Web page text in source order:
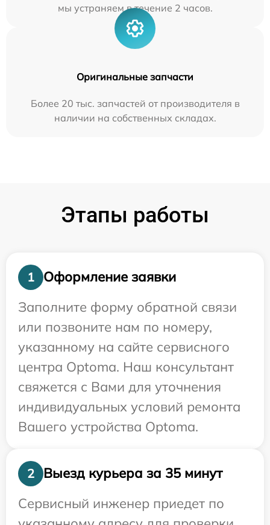
мы устраняем в течение 2 часов.
Оригинальные запчасти
Более 20 тыс. запчастей от производителя в
наличии на собственных складах.
Этапы работы
1
Оформление заявки
Заполните форму обратной связи
или позвоните нам по номеру,
указанному на сайте сервисного
центра Optoma. Наш консультант
свяжется с Вами для уточнения
индивидуальных условий ремонта
Вашего устройства Optoma.
2
Выезд курьера за 35 минут
Сервисный инженер приедет по